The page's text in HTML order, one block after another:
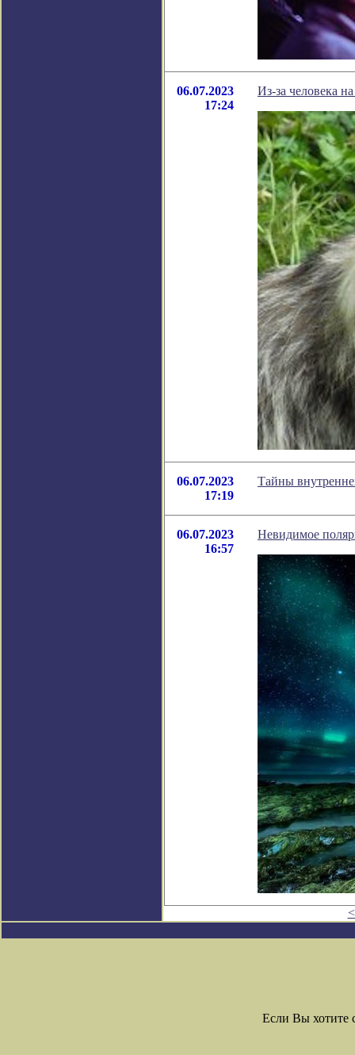
06.07.2023
17:24
Из-за человека
06.07.2023
17:19
Тайны
06.07.2023
16:57
Невидимое
Если Вы хотите